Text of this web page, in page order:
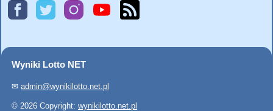
Wyniki Lotto NET
✉ admin@wynikilotto.net.pl
© 2026 Copyright: wynikilotto.net.pl